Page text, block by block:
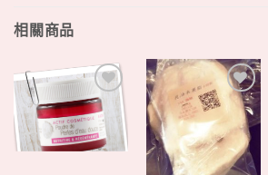
相關商品